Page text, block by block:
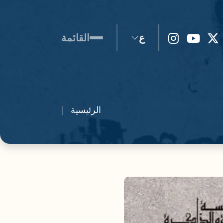
ع القائمة
الرئيسية